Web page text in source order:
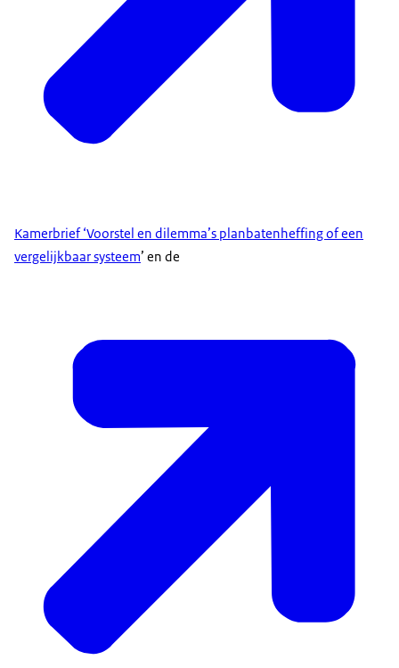
Kamerbrief ‘Voorstel en dilemma’s planbatenheffing of een
vergelijkbaar systeem’ en de